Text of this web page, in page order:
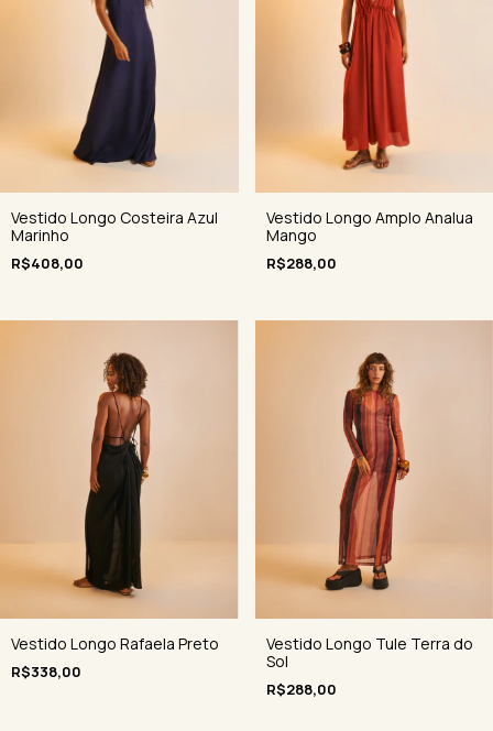
Vestido Longo Costeira Azul
Marinho
R$408,00
Vestido Longo Amplo Analua
Mango
R$288,00
Vestido Longo Rafaela Preto
R$338,00
Vestido Longo Tule Terra do
Sol
R$288,00